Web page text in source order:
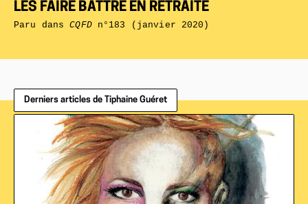
LES FAIRE BATTRE EN RETRAITE
Paru dansCQFDn°183 (janvier 2020)
Derniers articles de Tiphaine Guéret